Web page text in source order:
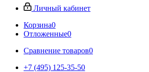
Личный кабинет
Корзина0
Отложенные0
Сравнение товаров0
+7 (495) 125-35-50